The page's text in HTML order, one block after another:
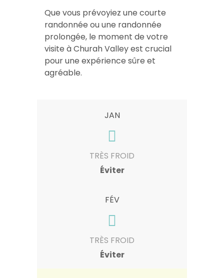
Que vous prévoyiez une courte
randonnée ou une randonnée
prolongée, le moment de votre
visite à Churah Valley est crucial
pour une expérience sûre et
agréable.
JAN
TRÈS FROID
Éviter
FÉV
TRÈS FROID
Éviter